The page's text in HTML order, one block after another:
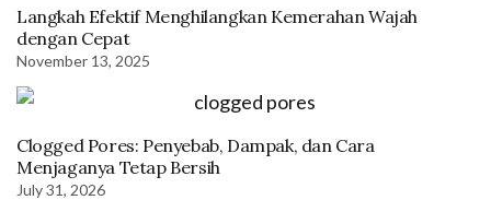
Langkah Efektif Menghilangkan Kemerahan Wajah
dengan Cepat
November 13, 2025
Clogged Pores: Penyebab, Dampak, dan Cara
Menjaganya Tetap Bersih
July 31, 2026